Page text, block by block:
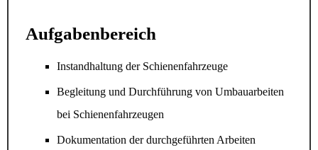
Aufgabenbereich
Instandhaltung der Schienenfahrzeuge
Begleitung und Durchführung von Umbauarbeiten
bei Schienenfahrzeugen
Dokumentation der durchgeführten Arbeiten